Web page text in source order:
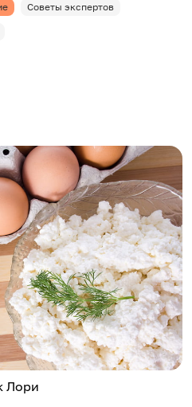
Советы экспертов
Лори